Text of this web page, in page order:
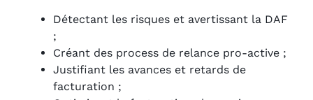
Détectant les risques et avertissant la DAF
;
Créant des process de relance pro-active ;
Justifiant les avances et retards de
facturation ;